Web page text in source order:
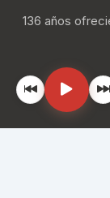
136 años